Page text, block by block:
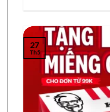
27
Th5